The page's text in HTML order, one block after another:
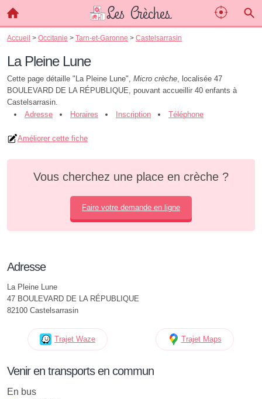
Accueil > Occitanie > Tarn-et-Garonne > Castelsarrasin
La Pleine Lune
Cette page détaille "La Pleine Lune", Micro crèche, localisée 47
BOULEVARD DE LA RÉPUBLIQUE, pouvant accueillir 40 enfants à
Castelsarrasin.
Adresse
Horaires Inscription Téléphone
Améliorer cette fiche
Vous cherchez une place en crèche ?
Faire votre demande en ligne
Adresse
La Pleine Lune
47 BOULEVARD DE LA RÉPUBLIQUE
82100 Castelsarrasin
Trajet Waze Trajet Maps
Venir en transports en commun
En bus